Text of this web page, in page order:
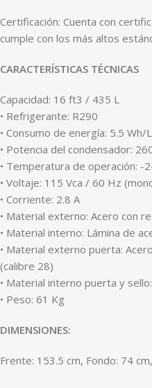
Certificación: Cuenta con
cumple con los más altos
CARACTERÍSTICAS TÉCNICAS
Capacidad: 16 ft3 / 435 L
• Refrigerante: R290
• Consumo de energía: 5.5 Wh/
• Potencia del condensador:
• Temperatura de operación: -
• Voltaje: 115 Vca / 60 Hz
• Corriente: 2.8 A
• Material externo: Acero con
• Material interno: Lámina de
• Material externo puerta:
(calibre 28)
• Material interno puerta y
• Peso: 61 Kg
DIMENSIONES:
Frente: 153.5 cm, Fondo: 74